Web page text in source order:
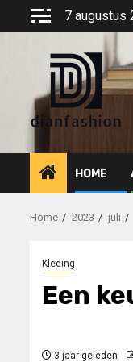
7 augustus
HOME
Home 2023 juli
Kleding
Een
3 jaar geleden